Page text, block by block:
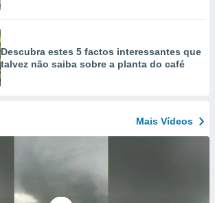
Descubra estes 5 factos interessantes que
talvez não saiba sobre a planta do café
Mais Vídeos